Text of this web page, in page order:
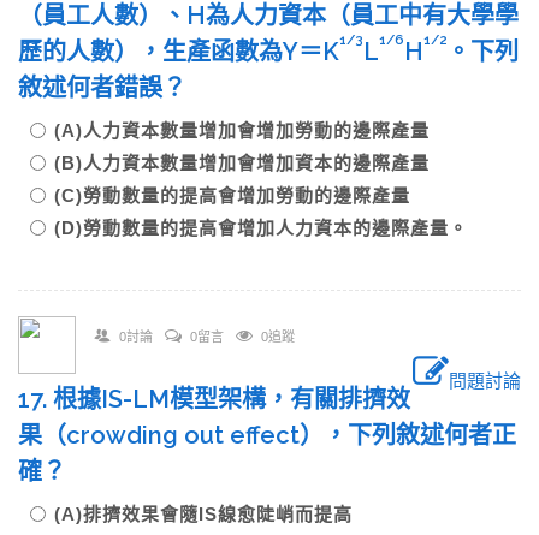
（員工人數）、H為人力資本（員工中有大學學
歷的人數），生產函數為Y＝K1/3 L1/6 H1/2 。下列
敘述何者錯誤？
(A)人力資本數量增加會增加勞動的邊際產量
(B)人力資本數量增加會增加資本的邊際產量
(C)勞動數量的提高會增加勞動的邊際產量
(D)勞動數量的提高會增加人力資本的邊際產量。
0討論 0留言 0追蹤
問題討論
17. 根據IS-LM模型架構，有關排擠效
果（crowding out effect），下列敘述何者正
確？
(A)排擠效果會隨IS線愈陡峭而提高